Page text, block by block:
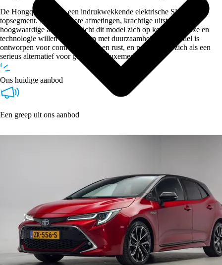
De Hongqi E-HS9 is een indrukwekkende elektrische SUV uit het
topsegment. Met zijn grote afmetingen, krachtige uitstraling en
hoogwaardige afwerking richt dit model zich op kopers die luxe en
technologie willen combineren met duurzaamheid. Het model is
ontworpen voor comfort, ruimte en rust, en positioneert zich als een
serieus alternatief voor gevestigde luxemerken.
Ons huidige aanbod
Een greep uit ons aanbod